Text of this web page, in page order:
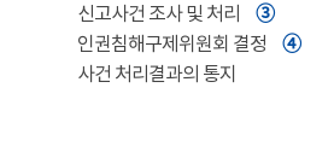
신고사건 조사 및 처리 ➂
인권침해구제위원회 결정 ➃
사건 처리결과의 통지